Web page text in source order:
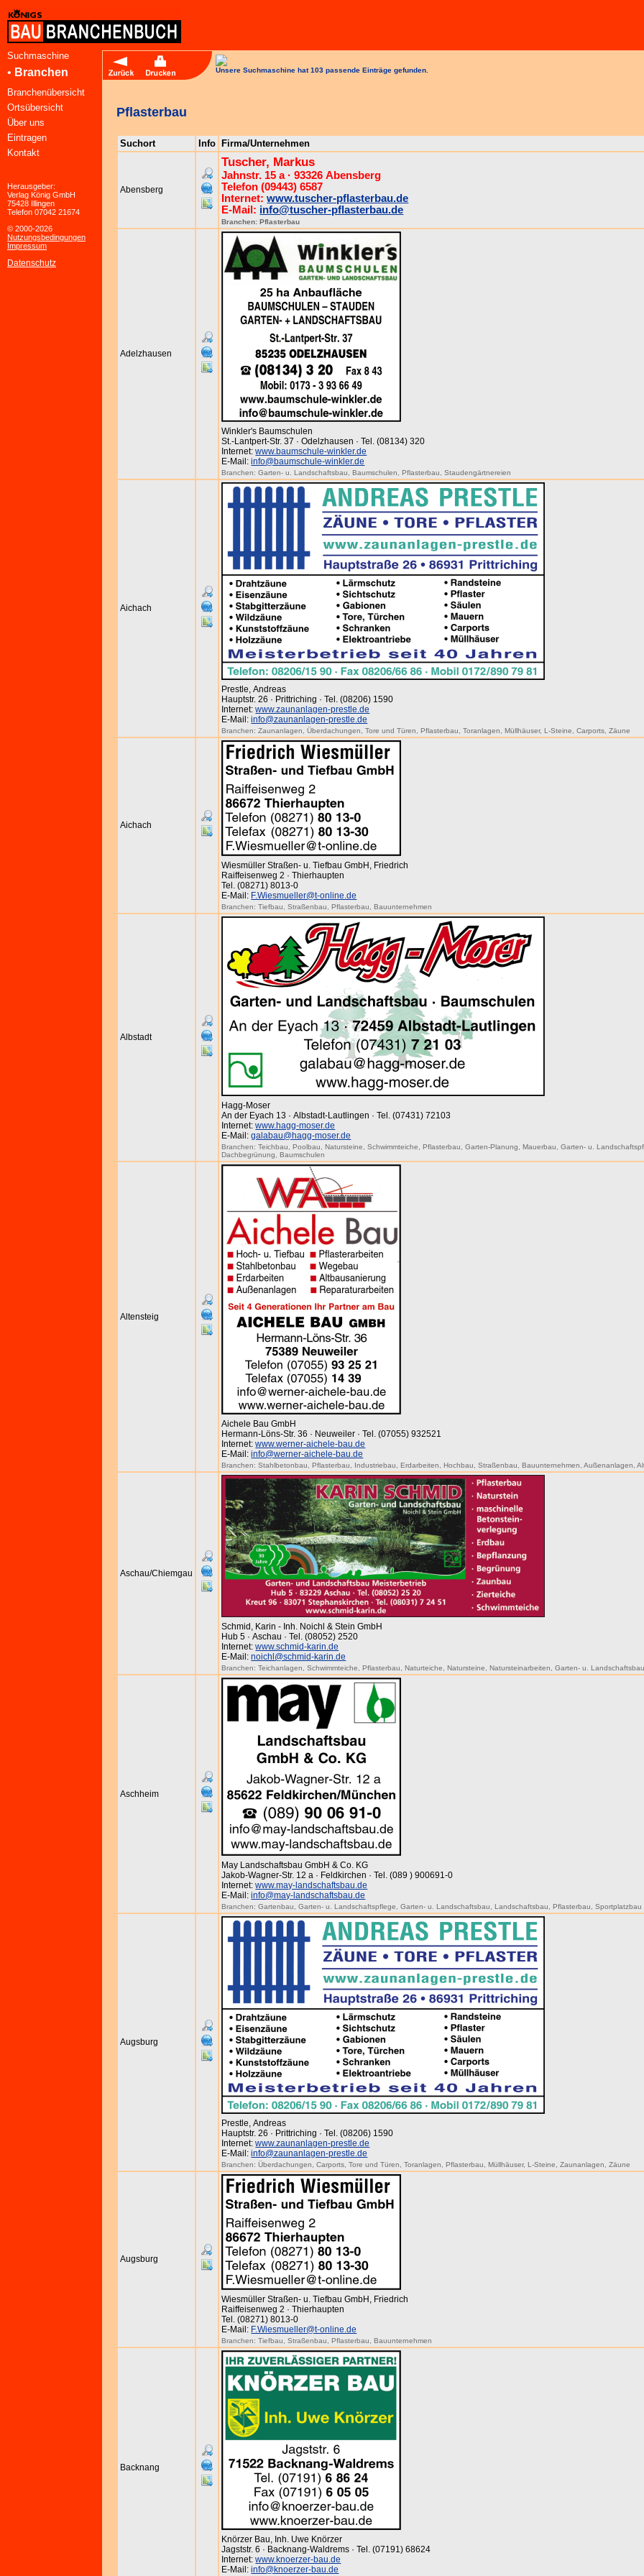
Suchmaschine
• Branchen
Branchenübersicht
Ortsübersicht
Über uns
Eintragen
Kontakt
Herausgeber:
Verlag König GmbH
75428 Illingen
Telefon 07042 21674
© 2000-2026
Nutzungsbedingungen
Impressum
Datenschutz
Unsere Suchmaschine hat 103 passende Einträge gefunden.
Pflasterbau
Suchort Info Firma/Unternehmen
Abensberg
Tuscher, Markus
Jahnstr. 15 a · 93326 Abensberg
Telefon (09443) 6587
Internet:www.tuscher-pflasterbau.de
E-Mail: info@tuscher-pflasterbau.de
Branchen:Pflasterbau
Adelzhausen
Winkler's Baumschulen
St.-Lantpert-Str. 37 · Odelzhausen · Tel. (08134) 320
Internet:www.baumschule-winkler.de
E-Mail:info@baumschule-winkler.de
Branchen:Garten- u. Landschaftsbau ,Baumschulen ,Pflasterbau ,Staudengärtnereien
Aichach
Prestle, Andreas
Hauptstr. 26 · Prittriching · Tel. (08206) 1590
Internet:www.zaunanlagen-prestle.de
E-Mail:info@zaunanlagen-prestle.de
Branchen:Zaunanlagen ,Überdachungen ,Tore und Türen ,Pflasterbau ,Toranlagen ,Müllhäuser,L-Steine ,Carports ,Zäune
Aichach
Wiesmüller Straßen- u. Tiefbau GmbH, Friedrich
Raiffeisenweg 2 · Thierhaupten
Tel. (08271) 8013-0
E-Mail: F.Wiesmueller@t-online.de
Branchen:Tiefbau ,Straßenbau ,Pflasterbau ,Bauunternehmen
Albstadt
Hagg-Moser
An der Eyach 13 · Albstadt-Lautlingen · Tel. (07431) 72103
Internet:www.hagg-moser.de
E-Mail:galabau@hagg-moser.de
Branchen:Teichbau ,Poolbau ,Natursteine ,Schwimmteiche ,Pflasterbau ,Garten-Planung ,Mauerbau ,Garten- u.
Dachbegrünung
,Baumschulen
Altensteig
Aichele Bau GmbH
Hermann-Löns-Str. 36 · Neuweiler · Tel. (07055) 932521
Internet:www.werner-aichele-bau.de
E-Mail:info@werner-aichele-bau.de
Branchen:Stahlbetonbau ,Pflasterbau Industriebau ,Erdarbeiten ,Hochbau ,Straßenbau ,Bauunternehmen ,Außenanlagen ,
Aschau/Chiemgau
Schmid, Karin - Inh. Noichl & Stein GmbH
Hub 5 · Aschau · Tel. (08052) 2520
Internet:www.schmid-karin.de
E-Mail:noichl@schmid-karin.de
Branchen:Teichanlagen ,Schwimmteiche ,Pflasterbau ,Naturteiche ,Natursteine ,Natursteinarbeiten ,Garten- u. Landschaftsbau
Aschheim
May Landschaftsbau GmbH & Co. KG
Jakob-Wagner-Str. 12 a · Feldkirchen · Tel. (089 ) 900691-0
Internet:www.may-landschaftsbau.de
E-Mail:info@may-landschaftsbau.de
Branchen:Gartenbau ,Garten- u. Landschaftspflege ,Garten- u. Landschaftsbau ,Landschaftsbau ,Pflasterbau ,Sportplatzbau
Augsburg
Prestle, Andreas
Hauptstr. 26 · Prittriching · Tel. (08206) 1590
Internet:www.zaunanlagen-prestle.de
E-Mail:info@zaunanlagen-prestle.de
Branchen:Überdachungen ,Carports ,Tore und Türen ,Toranlagen ,Pflasterbau ,Müllhäuser,L-Steine ,Zaunanlagen ,Zäune
Augsburg
Wiesmüller Straßen- u. Tiefbau GmbH, Friedrich
Raiffeisenweg 2 · Thierhaupten
Tel. (08271) 8013-0
E-Mail: F.Wiesmueller@t-online.de
Branchen:Tiefbau ,Straßenbau ,Pflasterbau ,Bauunternehmen
Backnang
Knörzer Bau, Inh. Uwe Knörzer
Jagststr. 6 · Backnang-Waldrems · Tel. (07191) 68624
Internet:www.knoerzer-bau.de
E-Mail:info@knoerzer-bau.de